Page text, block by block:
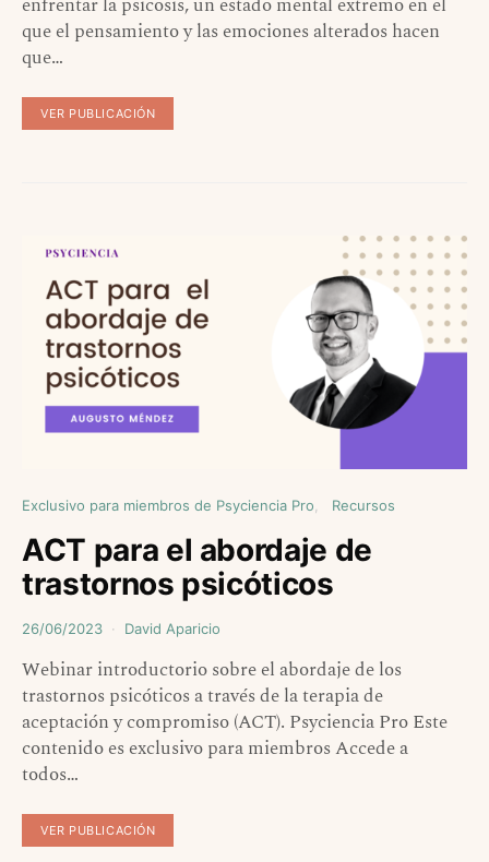
enfrentar la psicosis, un estado mental extremo en el
que el pensamiento y las emociones alterados hacen
que…
VER PUBLICACIÓN
Exclusivo para miembros de Psyciencia Pro Recursos
ACT para el abordaje de
trastornos psicóticos
26/06/2023 David Aparicio
Webinar introductorio sobre el abordaje de los
trastornos psicóticos a través de la terapia de
aceptación y compromiso (ACT). Psyciencia Pro Este
contenido es exclusivo para miembros Accede a
todos…
VER PUBLICACIÓN